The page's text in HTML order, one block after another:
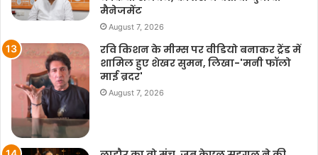
मैनेजमेंट
August 7, 2026
रवि किशन के मीम्स पर वीडियो बनाकर ट्रेंड में
शामिल हुए शेखर सुमन, लिखा-'मनी फॉलो
माई ब्रदर'
August 7, 2026